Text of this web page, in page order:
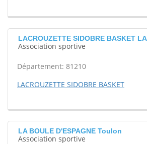
LACROUZETTE SIDOBRE BASKET
Association sportive
Département: 81210
LACROUZETTE SIDOBRE BASKET
LA BOULE D'ESPAGNE Toulon
Association sportive